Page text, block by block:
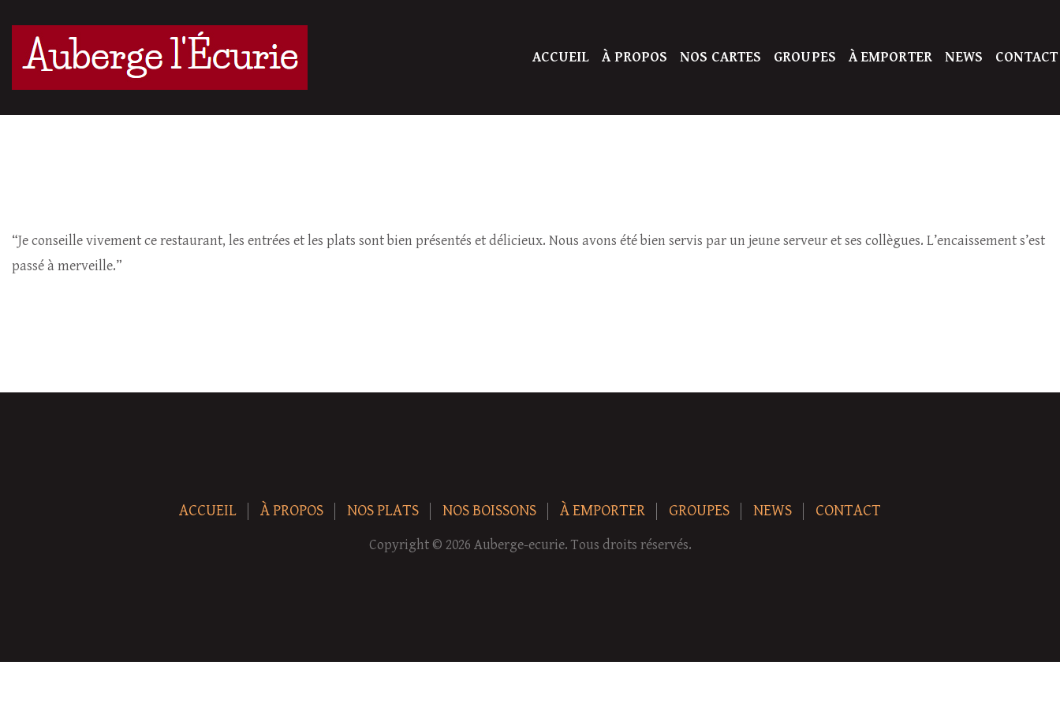
ACCUEIL À PROPOS NOS CARTES GROUPES À EMPORTER NEWS CONTACT
“Je conseille vivement ce restaurant, les entrées et les plats sont bien présentés et délicieux. Nous avons été bien servis par un jeune serveur et ses collègues. L’encaissement s’est
passé à merveille.”
ACCUEIL À PROPOS NOS PLATS NOS BOISSONS À EMPORTER GROUPES NEWS CONTACT
Copyright © 2026 Auberge-ecurie. Tous droits réservés.